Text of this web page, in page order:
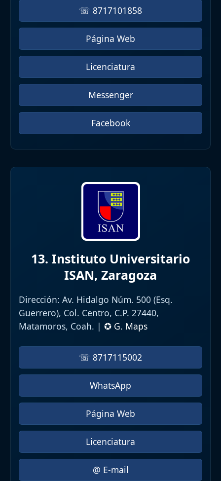
☏ 8717101858
Página Web
Licenciatura
Messenger
Facebook
13. Instituto Universitario
ISAN, Zaragoza
Dirección: Av. Hidalgo Núm. 500 (Esq.
Guerrero), Col. Centro, C.P. 27440,
Matamoros, Coah. | ✪ G. Maps
☏ 8717115002
WhatsApp
Página Web
Licenciatura
@ E-mail